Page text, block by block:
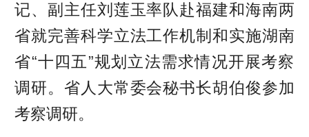
记、副主任刘莲玉率队赴福建和海南两
省就完善科学立法工作机制和实施湖南
省“十四五”规划立法需求情况开展考察
调研。省人大常委会秘书长胡伯俊参加
考察调研。